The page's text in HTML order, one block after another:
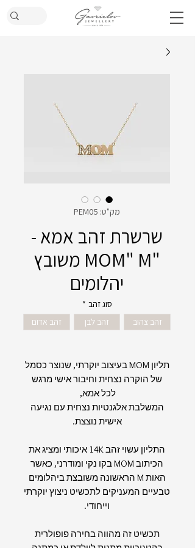
מק"ט: PEM05
שרשרת זהב אמא -
"MOM" M משובץ
יהלומים
סוג זהב *
זהב צהוב
זהב לבן זהב אדום
תליון MOM בעיצוב יוקרתי, שנוצר כסמל
של הוקרה נצחית וחיבור אישי מרגש
לכל אמא,
המשלבת אלגנטיות נצחית עם נגיעה
אישית נוצצת.
התליון עשוי זהב 14K איכותי ומציג את
הכיתוב MOM בקו נקי ומודרני, כאשר
האות M הראשונה משובצת ביהלומים
טבעיים המעניקים לתכשיט ניצוץ יוקרתי
וייחודי.
תכשיט זה מהווה בחירה פופולרית